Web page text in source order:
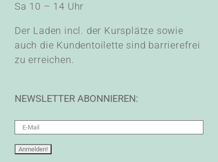
Sa 10 – 14 Uhr
Der Laden incl. der Kursplätze sowie
auch die Kundentoilette sind barrierefrei
zu erreichen.
NEWSLETTER ABONNIEREN: